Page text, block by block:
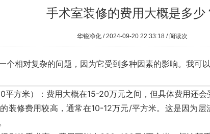
手术室装修的费用大概是多少
华锐净化 / 2024-09-20 22:33:18 / 阅读次
个相对复杂的问题，因为它受到多种因素的影响。我可
平方米）：费用大概在15-20万元之间，但具体费用还会
的装修费用较高，通常在10-12万元/平方米。这是因为